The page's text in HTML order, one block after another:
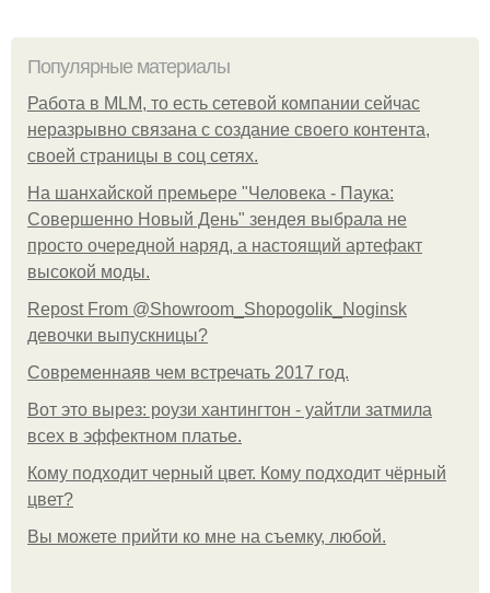
Популярные материалы
Работа в MLM, то есть сетевой компании сейчас
неразрывно связана с создание своего контента,
своей страницы в соц сетях.
На шанхайской премьере "Человека - Паука:
Совершенно Новый День" зендея выбрала не
просто очередной наряд, а настоящий артефакт
высокой моды.
Repost From @Showroom_Shopogolik_Noginsk
девочки выпускницы?
Современнаяв чем встречать 2017 год.
Вот это вырез: роузи хантингтон - уайтли затмила
всех в эффектном платьe.
Кому подходит черный цвет. Кому подходит чёрный
цвет?
Вы можете прийти ко мне на съемку, любой.